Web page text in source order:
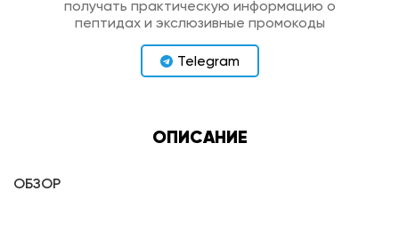
получать практическую информацию о
пептидах и экслюзивные промокоды
Telegram
ОПИСАНИЕ
ОБЗОР